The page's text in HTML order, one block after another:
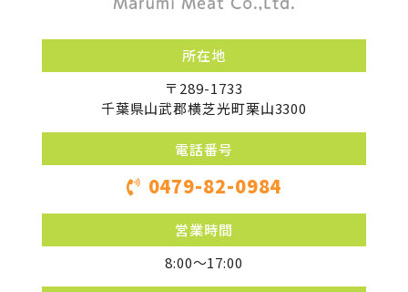
所在地
〒289-1733
千葉県山武郡横芝光町栗山3300
電話番号
0479-82-0984
営業時間
8:00〜17:00